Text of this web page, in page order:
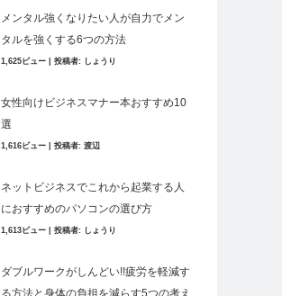
メンタル強くなりたい人が自力でメン
タルを強くする6つの方法
1,625ビュー 投稿者: しょうり
女性向けビジネスマナー本おすすめ10
選
1,616ビュー 投稿者: 渡辺
ネットビジネスでこれから起業する人
におすすめのパソコンの選び方
1,613ビュー 投稿者: しょうり
ダブルワークがしんどい!!疲労を軽減す
る方法と身体の負担を減らす5つの考え